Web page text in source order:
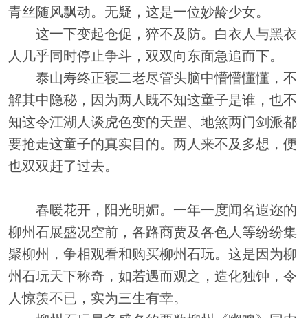
青丝随风飘动。无疑，这是一位妙龄少女。
这一下变起仓促，猝不及防。白衣人与黑衣
人几乎同时停止争斗，双双向东面急追而下。
泰山寿终正寝二老尽管头脑中懵懵懂懂，不
解其中隐秘，因为两人既不知这童子是谁，也不
知这令江湖人谈虎色变的天罡、地煞两门剑派都
要抢走这童子的真实目的。两人来不及多想，便
也双双赶了过去。
春暖花开，阳光明媚。一年一度闻名遐迩的
柳州石展盛况空前，各路商贾及各色人等纷纷集
聚柳州，争相观看和购买柳州石玩。这是因为柳
州石玩天下称奇，如若遇而观之，造化独钟，令
人惊羡不已，实为三生有幸。